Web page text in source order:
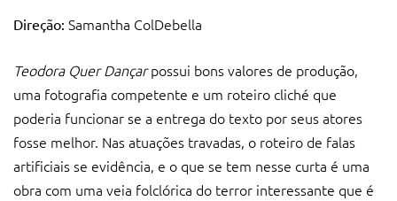
Direção: Samantha ColDebella
Teodora Quer Dançarpossui bons valores de produção,
uma fotografia competente e um roteiro cliché que
poderia funcionar se a entrega do texto por seus atores
fosse melhor. Nas atuações travadas, o roteiro de falas
artificiais se evidência, e o que se tem nesse curta é uma
obra com uma veia folclórica do terror interessante que é